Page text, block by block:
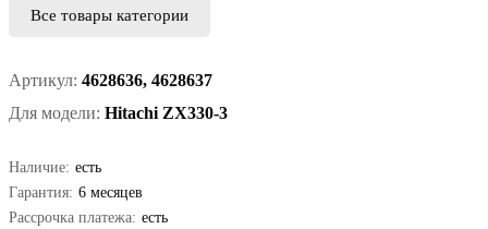
Все товары категории
Артикул: 4628636, 4628637
Для модели: Hitachi ZX330-3
Наличие: есть
Гарантия: 6 месяцев
Рассрочка платежа: есть